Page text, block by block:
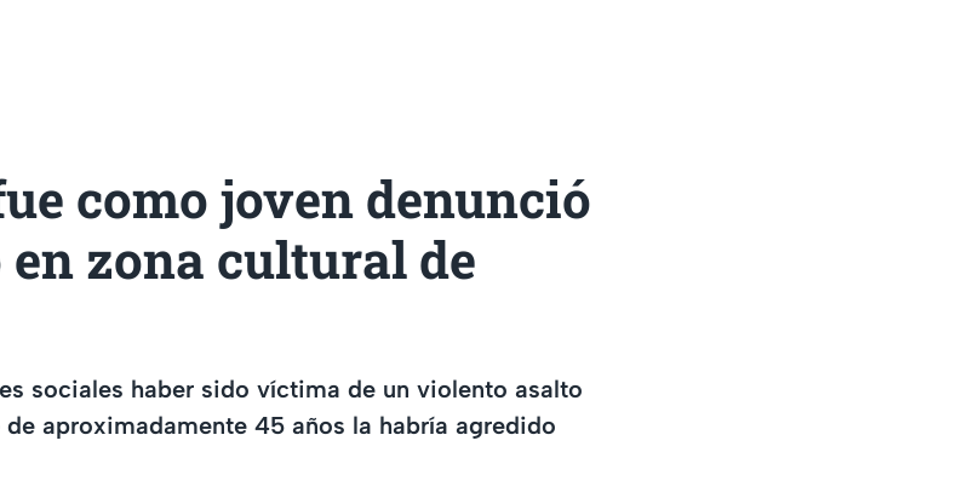
como joven denunció
zona cultural de
sociales haber sido víctima de un violento asalto
aproximadamente 45 años la habría agredido